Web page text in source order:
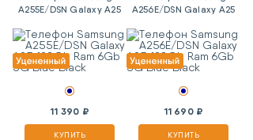
A255E/DSN Galaxy A25
Blue Black
11 390 ₽
КУПИТЬ
A256E/DSN Galaxy A25
Blue Black
11 690 ₽
КУПИТЬ